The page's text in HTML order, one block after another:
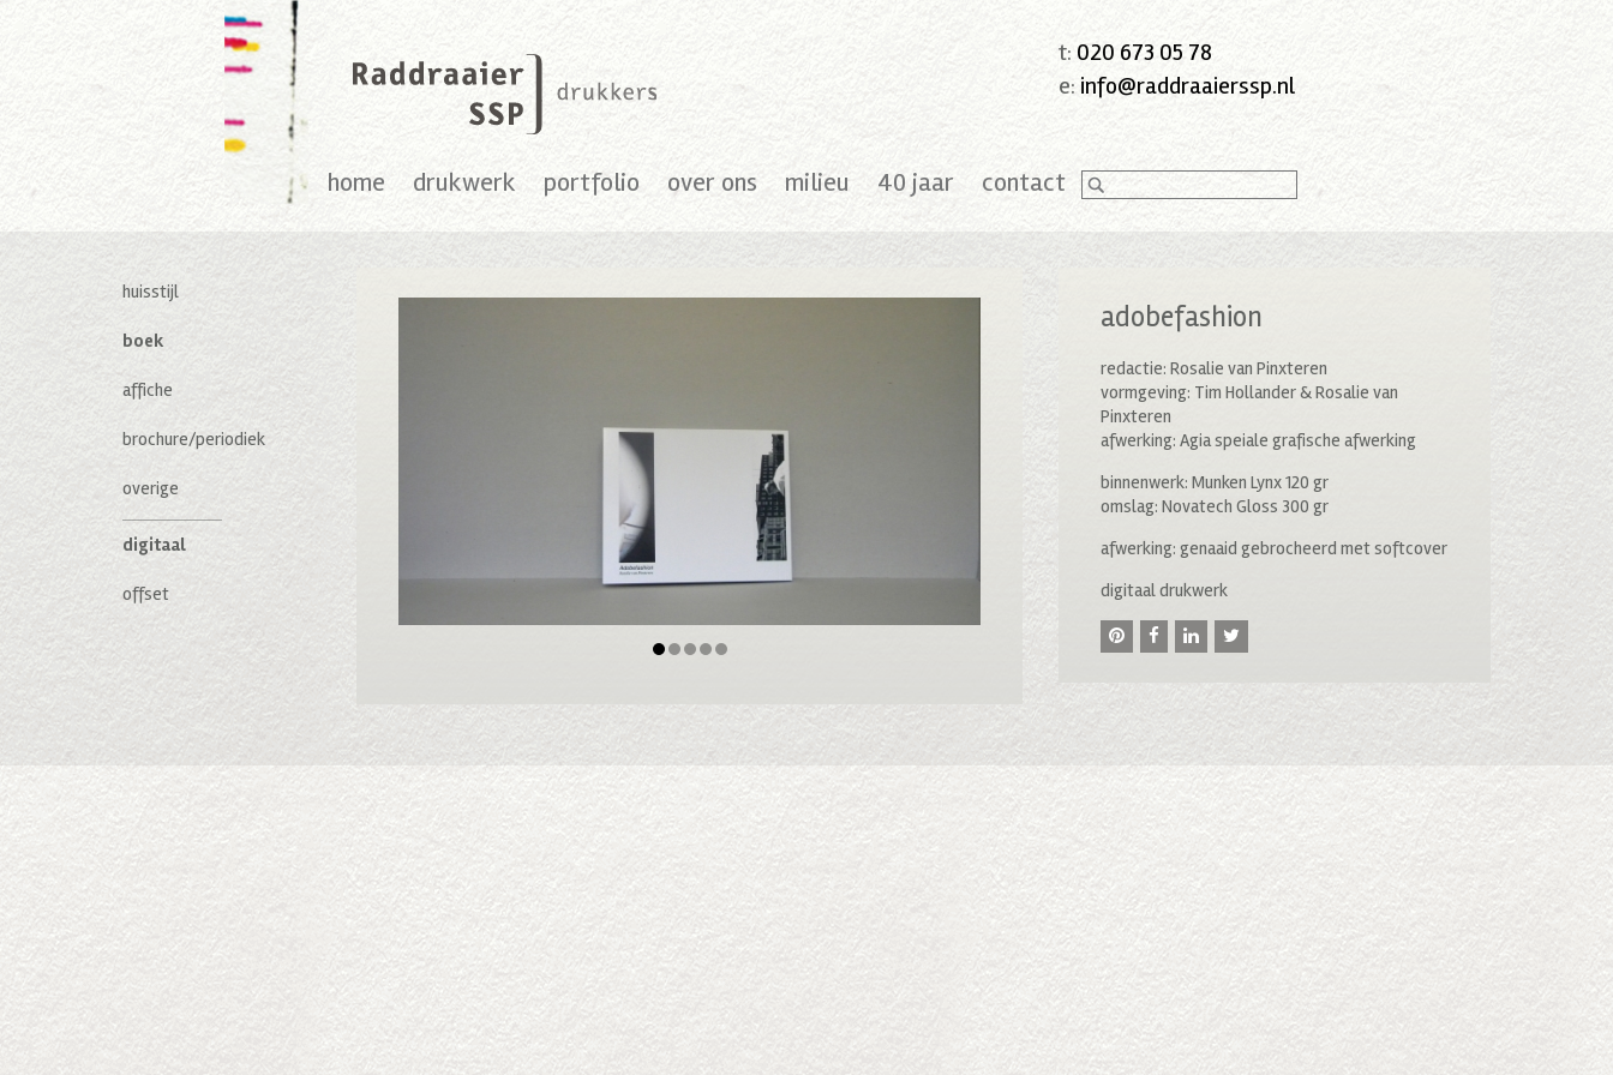
t: 020 673 05 78
e: info@raddraaierssp.nl
home drukwerk portfolio over ons milieu 40 jaar contact
huisstijl
boek
affiche
brochure/periodiek
overige
digitaal
offset
adobefashion
redactie: Rosalie van Pinxteren
vormgeving: Tim Hollander & Rosalie van
Pinxteren
afwerking: Agia speiale grafische afwerking
binnenwerk: Munken Lynx 120 gr
omslag: Novatech Gloss 300 gr
afwerking: genaaid gebrocheerd met softcover
digitaal drukwerk